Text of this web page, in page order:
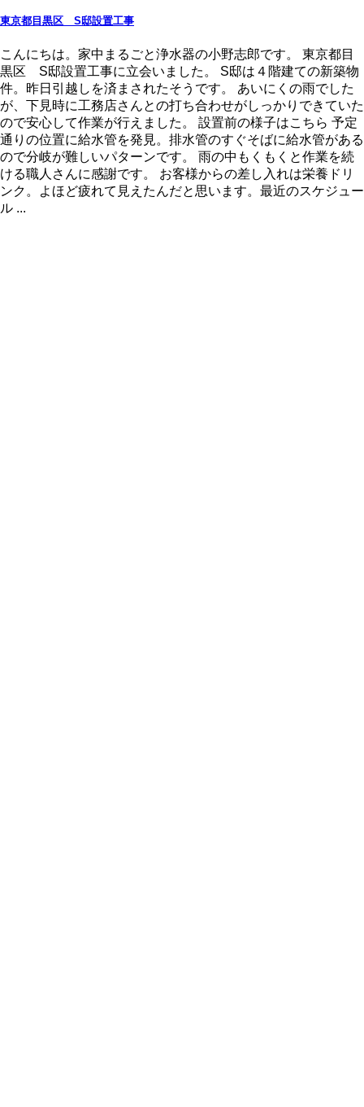
東京都目黒区 S邸設置工事
こんにちは。家中まるごと浄水器の小野志郎です。 東京都目
黒区 S邸設置工事に立会いました。 S邸は４階建ての新築物
件。昨日引越しを済まされたそうです。 あいにくの雨でした
が、下見時に工務店さんとの打ち合わせがしっかりできていた
ので安心して作業が行えました。 設置前の様子はこちら 予定
通りの位置に給水管を発見。排水管のすぐそばに給水管がある
ので分岐が難しいパターンです。 雨の中もくもくと作業を続
ける職人さんに感謝です。 お客様からの差し入れは栄養ドリ
ンク。よほど疲れて見えたんだと思います。最近のスケジュー
ル ...